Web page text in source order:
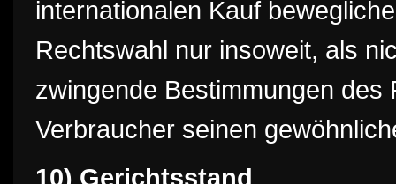
internationalen Kauf
Rechtswahl nur insoweit, als
zwingende Bestimmungen
Verbraucher seinen
10) Gerichtsstand